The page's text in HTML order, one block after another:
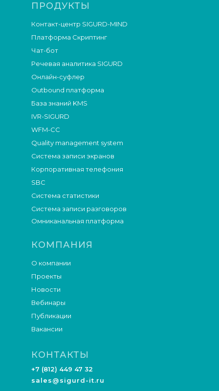
ПРОДУКТЫ
КОМПАНИЯ
КОНТАКТЫ
Контакт-центр SIGURD-MIND
Платформа Скриптинг
Чат-бот
Речевая аналитика SIGURD
Онлайн-суфлер
Outbound платформа
IVR-SIGURD
WFM-СС
О компании
Публикации
Вебинары
Новости
+7 (812) 449 47 32
sales@sigurd-it.ru
Вакансии
База знаний KMS
Quality management system
Система записи экранов
Проекты
Корпоративная телефония
SBC
Система статистики
Система записи разговоров
Омниканальная платформа